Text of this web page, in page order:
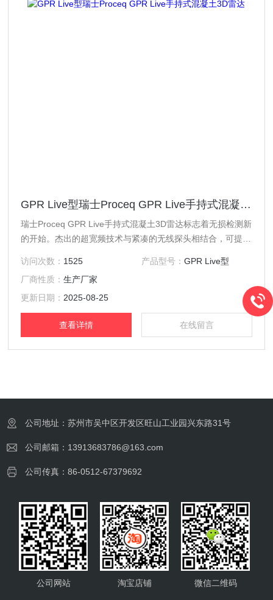
GPR Live型瑞士Proceq GPR Live手持式混凝土3D雷达
瑞士Proceq GPR Live手持式混凝土3D雷达标志着无损检测新
的开始。杰出的超宽频技术与紧凑的无线探头相结合，可提供
具有惊人的清晰度和易用性，在工业应用中运用增强现实技术
的大型检测解决方案。
访问次数： 1525 产品型号： GPR Live型
厂商性质：生产厂家
更新日期： 2025-08-25
查看详情 在线留言
公司地址：苏州市吴中区开发区旺山工业园兴东路31号
公司邮箱：13913683786@163.com
公司传真：86-0512-67379692
微信二维码
淘宝店铺
公司网站